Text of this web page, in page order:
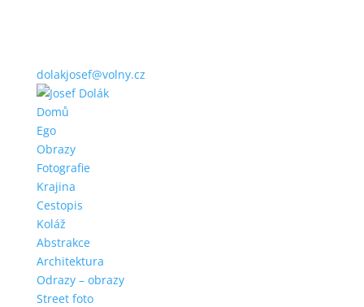
dolakjosef@volny.cz
Domů
Ego
Obrazy
Fotografie
Krajina
Cestopis
Koláž
Abstrakce
Architektura
Odrazy – obrazy
Street foto